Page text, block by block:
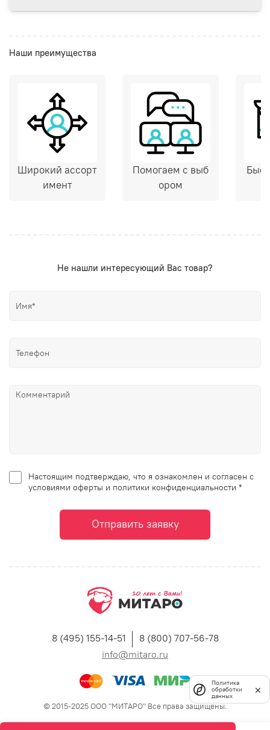
Наши преимущества
Широкий ассорт
имент
Помогаем с выб
ором
Не нашли интересующий Вас товар?
Настоящим подтверждаю, что я ознакомлен и согласен с
условиями оферты и политики конфиденциальности *
Отправить заявку
8 (495) 155-14-51
8 (800) 707-56-78
info@mitaro.ru
© 2015-2025 ООО "МИТАРО" Все права защищены.
Политика
обработки
данных